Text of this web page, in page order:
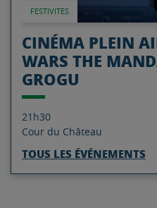
FESTIVITES
CINÉMA PLEIN
WARS THE
GROGU
21h30
Cour du Château
TOUS LES ÉVÉNEMENTS